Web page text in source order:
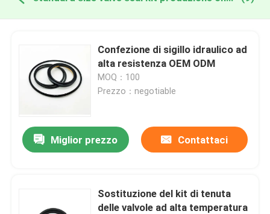
Confezione di sigillo idraulico ad
alta resistenza OEM ODM
MOQ：100
Prezzo：negotiable
Miglior prezzo Contattaci
Sostituzione del kit di tenuta
delle valvole ad alta temperatura